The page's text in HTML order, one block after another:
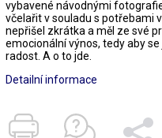
vybavené návodnými
včelařit v souladu s potřebami
nepřišel zkrátka a měl ze své
emocionální výnos, tedy aby
radost. A o to jde.
Detailní informace